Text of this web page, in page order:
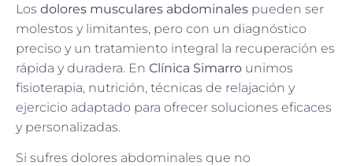
Los dolores musculares abdominales pueden ser
molestos y limitantes, pero con un diagnóstico
preciso y un tratamiento integral la recuperación es
rápida y duradera. En Clínica Simarro unimos
fisioterapia, nutrición, técnicas de relajación y
ejercicio adaptado para ofrecer soluciones eficaces
y personalizadas.
Si sufres dolores abdominales que no